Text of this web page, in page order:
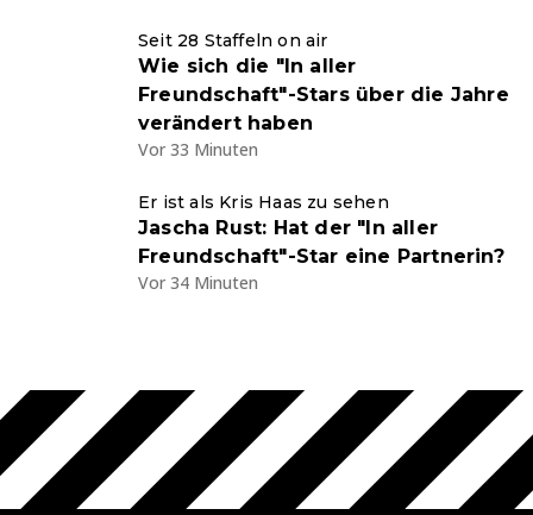
Seit 28 Staffeln on air
Wie sich die "In aller
Freundschaft"-Stars über die Jahre
verändert haben
Vor 33 Minuten
Er ist als Kris Haas zu sehen
Jascha Rust: Hat der "In aller
Freundschaft"-Star eine Partnerin?
Vor 34 Minuten